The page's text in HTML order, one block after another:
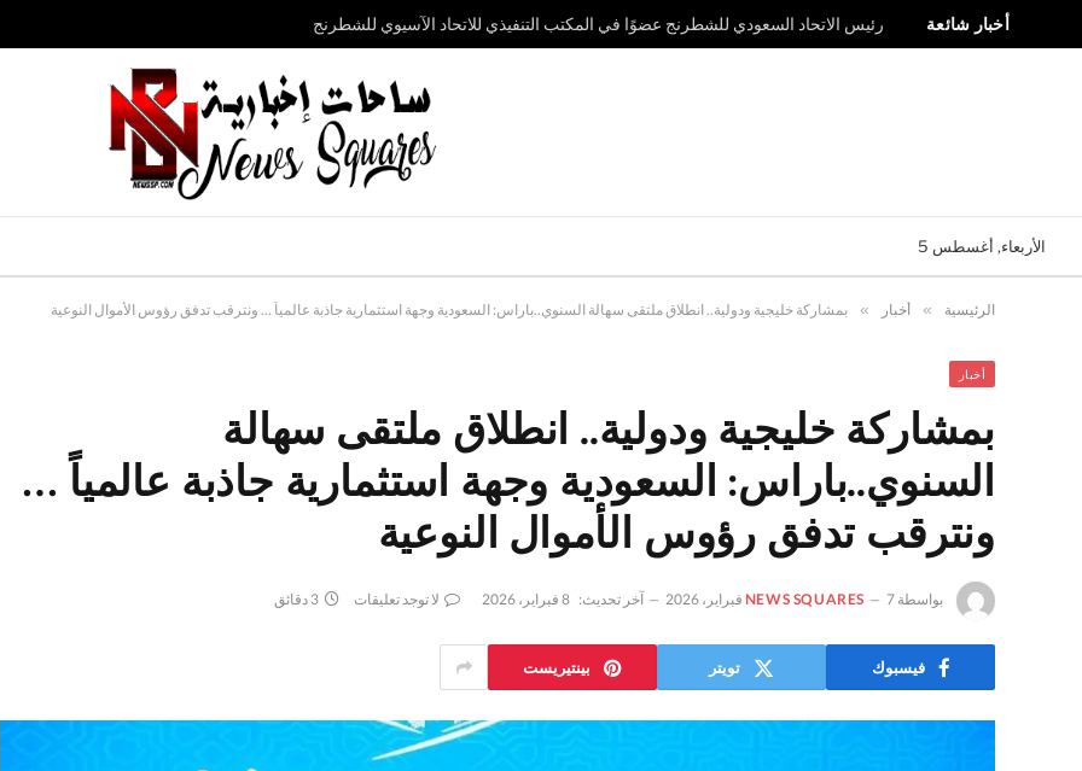
أخبار شائعة رئيس الاتحاد السعودي للشطرنج عضوًا في المكتب التنفيذي للاتحاد الآسيوي للشطرنج
الأربعاء, أغسطس 5
الرئيسية » أخبار » بمشاركة خليجية ودولية.. انطلاق ملتقى سهالة السنوي..باراس: السعودية وجهة استثمارية جاذبة عالمياً … ونترقب تدفق رؤوس الأموال النوعية
أخبار
بمشاركة خليجية ودولية.. انطلاق ملتقى سهالة
السنوي..باراس: السعودية وجهة استثمارية جاذبة عالمياً …
ونترقب تدفق رؤوس الأموال النوعية
بواسطة NEWS SQUARES 7 فبراير، 2026 آخر تحديث: 8 فبراير، 2026 لا توجد تعليقات 3 دقائق
فيسبوك تويتر بينتيريست